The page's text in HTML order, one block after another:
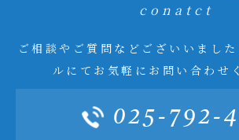
conatct
ご相談やご質問などございいまし
ルにてお気軽にお問い合わせ
025-792-